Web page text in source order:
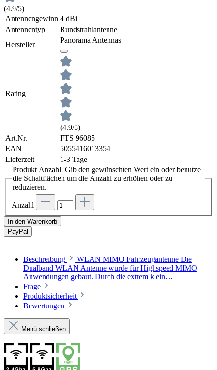
(4.9/5)
Antennengewinn 4 dBi
Antennentyp
Rundstrahlantenne
Hersteller
Panorama Antennas
Rating
(4.9/5)
Art.Nr.
FTS 96085
EAN
5055416013354
Lieferzeit
1-3 Tage
Produkt Anzahl: Gib den gewünschten Wert ein oder benutze
die Schaltflächen um die Anzahl zu erhöhen oder zu
reduzieren.
Anzahl
In den Warenkorb
PayPal
Beschreibung
WLAN MIMO Fahrzeugantenne Die
Dualband WLAN Antenne wurde für Highspeed MIMO
Anwendungen gebaut. Durch die extrem klein…
Frage
Produktsicherheit
Bewertungen
Menü schließen